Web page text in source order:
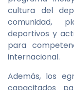
cultura del
comunidad,
deportivos y
para
internacional.
Además, los